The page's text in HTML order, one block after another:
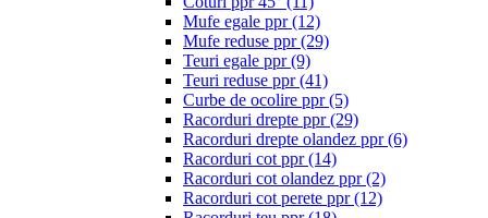
Mufe egale ppr(12)
Mufe reduse ppr(29)
Teuri egale ppr(9)
Teuri reduse ppr(41)
Curbe de ocolire ppr(5)
Racorduri drepte ppr(29)
Racorduri drepte olandez ppr(6)
Racorduri cot ppr(14)
Racorduri cot olandez ppr(2)
Racorduri cot perete ppr(12)